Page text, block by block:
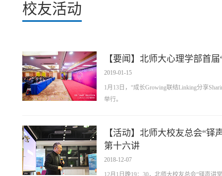
校友活动
【要闻】北师大心理学部首
2019-01-15
1月13日，“成长Growing联结Linking分享
举行。
【活动】北师大校友总会“
第十六讲
2018-12-07
12月1日晚19：30，北师大校友总会“铎声